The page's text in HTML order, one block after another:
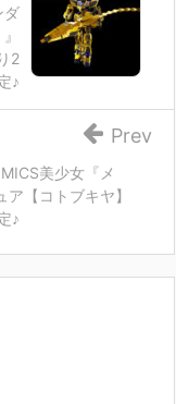
ダ
2
♪
美少女『メ
【コトブキヤ】
♪
Prev